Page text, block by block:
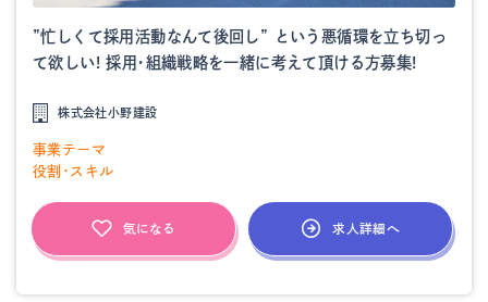
”忙しくて採用活動なんて後回し” という悪循環を立ち切っ
て欲しい! 採用・組織戦略を一緒に考えて頂ける方募集!
株式会社小野建設
事業テーマ
役割・スキル
気になる 求人詳細へ